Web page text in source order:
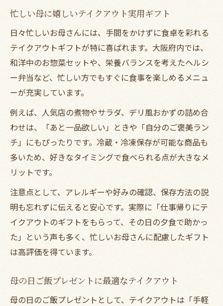
忙しい母に嬉しいテイクアウト実用ギフト
日々忙しいお母さんには、手間をかけずに食卓を彩れる
テイクアウトギフトが特に喜ばれます。大阪府内では、
和洋中のお惣菜セットや、栄養バランスを考えたヘルシ
ー弁当など、忙しい方でもすぐに食事を楽しめるメニュ
ーが充実しています。
例えば、人気店の煮物やサラダ、デリ風おかずの詰め合
わせは、「あと一品欲しい」ときや「自分のご褒美ラン
チ」にもぴったりです。冷蔵・冷凍保存が可能な商品も
多いため、好きなタイミングで食べられる点が大きなメ
リットです。
注意点として、アレルギーや好みの確認、保存方法の説
明も忘れずに伝えると安心です。実際に「仕事帰りにテ
イクアウトのギフトをもらって、その日の夕食で助かっ
た」という声も多く、忙しいお母さんに配慮したギフト
は高評価を得ています。
母の日ご飯プレゼントに最適なテイクアウト
母の日のご飯プレゼントとして、テイクアウトは「手軽